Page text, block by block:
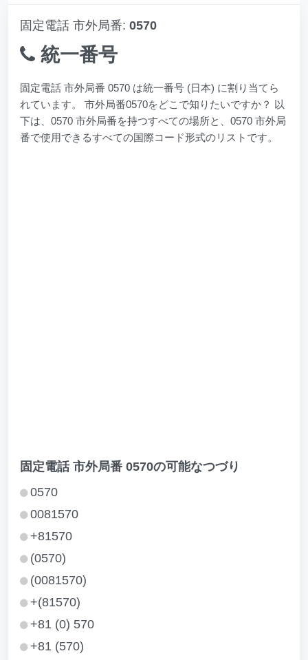
固定電話 市外局番: 0570
統一番号
固定電話 市外局番 0570 は統一番号 (日本) に割り当てら
れています。 市外局番0570をどこで知りたいですか？ 以
下は、0570 市外局番を持つすべての場所と、0570 市外局
番で使用できるすべての国際コード形式のリストです。
固定電話 市外局番 0570の可能なつづり
0570
0081570
+81570
(0570)
(0081570)
+(81570)
+81 (0) 570
+81 (570)